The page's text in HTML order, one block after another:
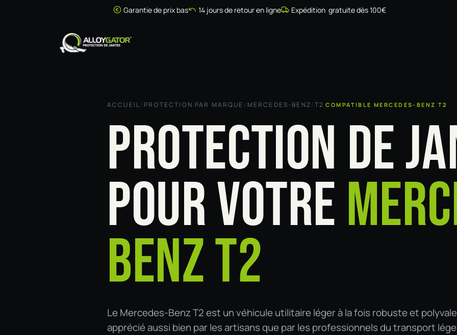
Garantie de prix bas 14 jours de retour en ligne Expédition gratuite dès 100€
ACCUEIL/ PROTECTION PAR MARQUE / MERCEDES-BENZ/T2 COMPATIBLE MERCEDES-BENZ T2
PROTECTION DE
POUR VOTRE
BENZ T2
Le Mercedes-Benz T2 est un véhicule utilitaire léger à la fois robuste et
apprécié aussi bien par les artisans que par les professionnels du transport